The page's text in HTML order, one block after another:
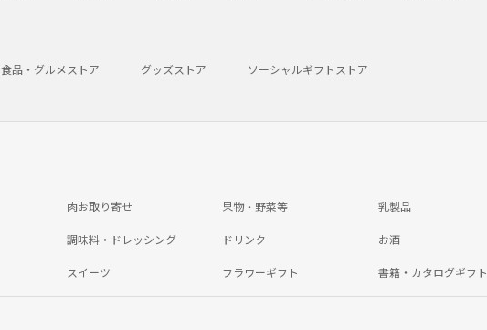
食品・グルメストア グッズストア ソーシャルギフトストア
肉お取り寄せ 果物・野菜等 乳製品
調味料・ドレッシング ドリンク お酒
スイーツ フラワーギフト 書籍・カタログギフト